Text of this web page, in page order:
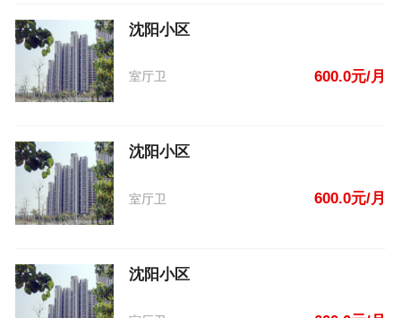
沈阳小区
室厅卫 600.0元/月
沈阳小区
室厅卫 600.0元/月
沈阳小区